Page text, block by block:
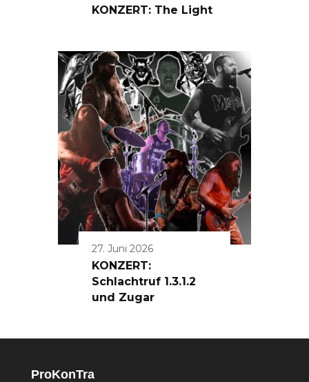
KONZERT: The Light
27. Juni 2026
KONZERT:
Schlachtruf 1.3.1.2
und Zugar
ProKonTra